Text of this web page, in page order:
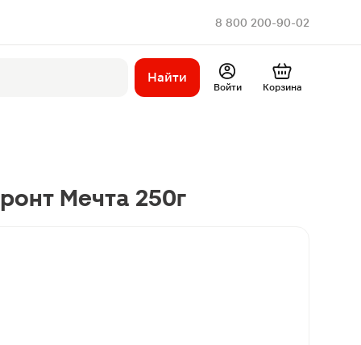
8 800 200-90-02
Найти
Войти Корзина
Мечта 250г